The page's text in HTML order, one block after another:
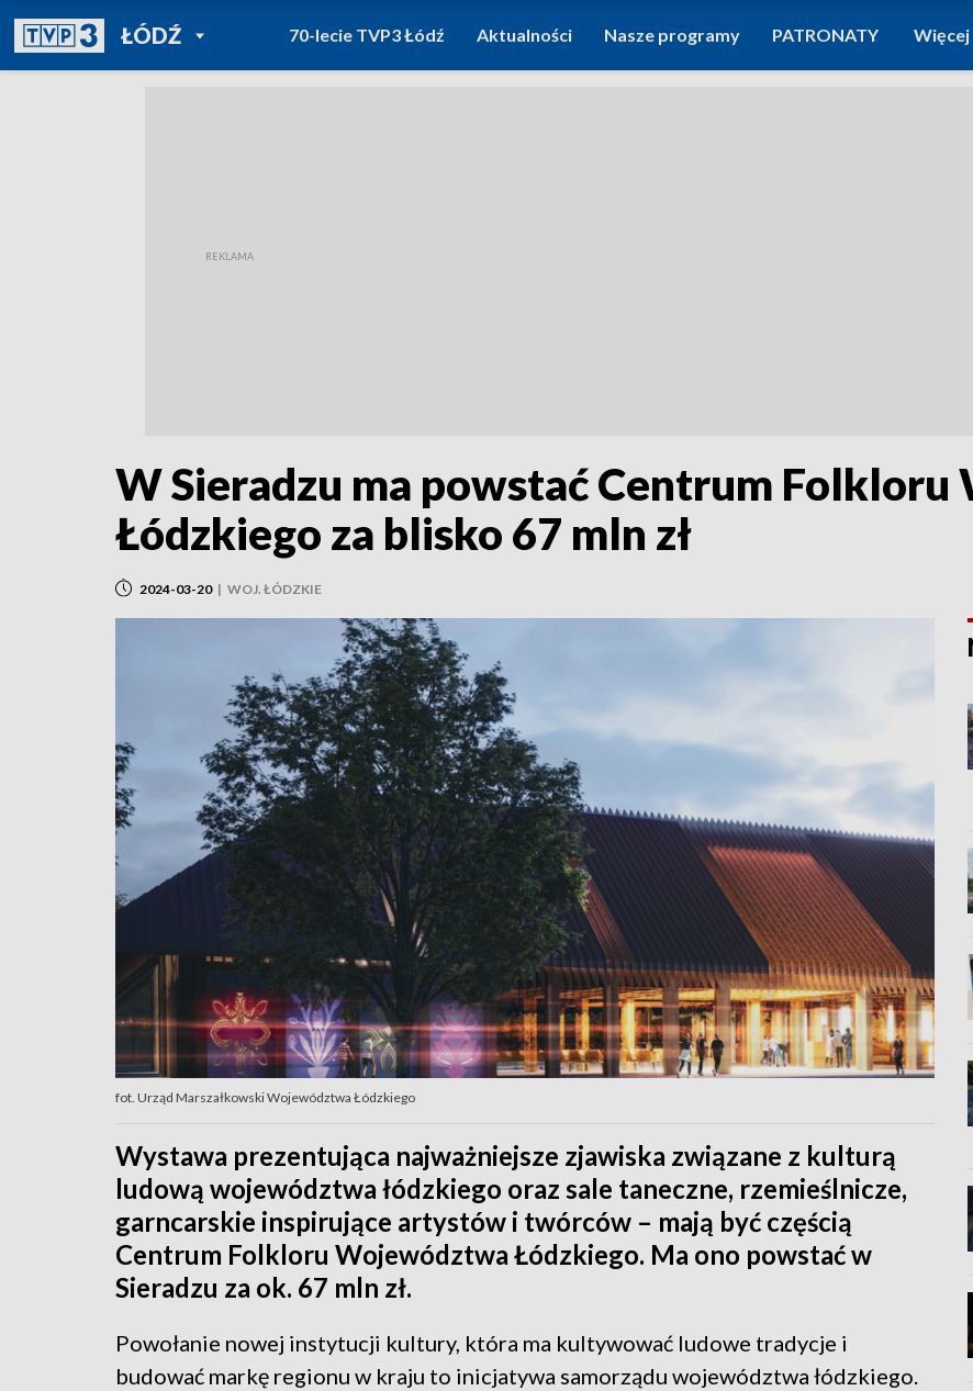
ŁÓDŹPOWRÓT DO
TVP REGIONY
70-lecie TVP3 Łódź Aktualności Nasze programy PATRONATY Więcej
W Sieradzu ma powstać Centrum
Łódzkiego za blisko 67 mln zł
2024-03-20 | WOJ. ŁÓDZKIE
fot. Urząd Marszałkowski Województwa Łódzkiego
Wystawa prezentująca najważniejsze zjawiska związane z kulturą
ludową województwa łódzkiego oraz sale taneczne, rzemieślnicze,
garncarskie inspirujące artystów i twórców – mają być częścią
Centrum Folkloru Województwa Łódzkiego. Ma ono powstać w
Sieradzu za ok. 67 mln zł.
Powołanie nowej instytucji kultury, która ma kultywować ludowe tradycje i
budować markę regionu w kraju to inicjatywa samorządu województwa łódzkiego.